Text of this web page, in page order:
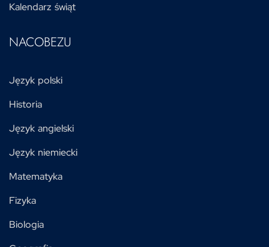
Kalendarz świąt
NACOBEZU
Język polski
Historia
Język angielski
Język niemiecki
Matematyka
Fizyka
Biologia